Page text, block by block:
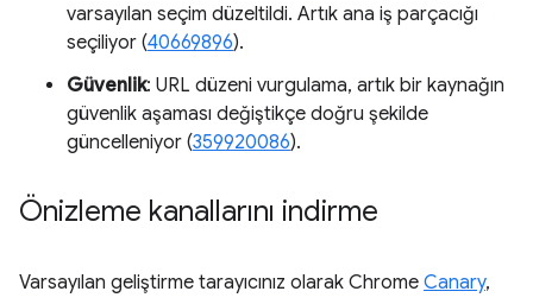
varsayılan seçim düzeltildi. Artık ana iş parçacığı
seçiliyor (40669896).
Güvenlik: URL düzeni vurgulama, artık bir kaynağın
güvenlik aşaması değiştikçe doğru şekilde
güncelleniyor (359920086).
Önizleme kanallarını indirme
Varsayılan geliştirme tarayıcınız olarak Chrome Canary,